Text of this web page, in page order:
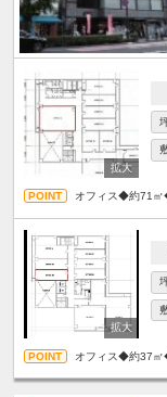
オフィス◆約71㎡
オフィス◆約37㎡